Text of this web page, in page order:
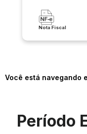
Nota Fiscal
Você está navegando
Período